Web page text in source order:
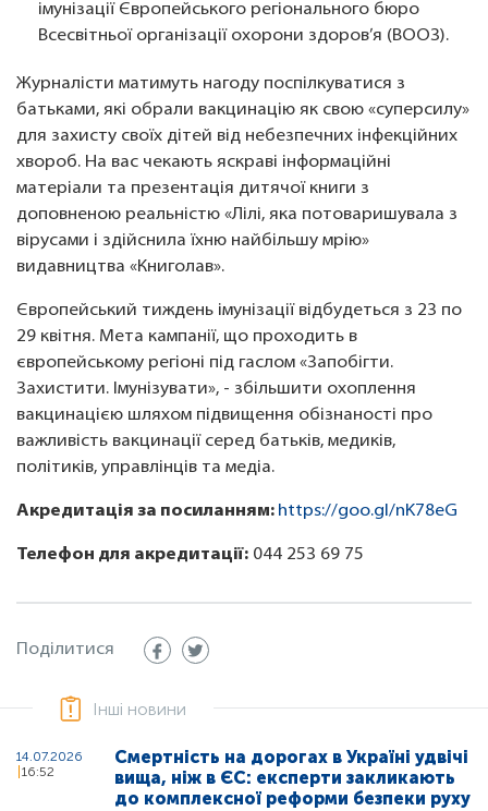
імунізації Європейського регіонального бюро
Всесвітньої організації охорони здоров’я (ВООЗ).
Журналісти матимуть нагоду поспілкуватися з
батьками, які обрали вакцинацію як свою «суперсилу»
для захисту своїх дітей від небезпечних інфекційних
хвороб. На вас чекають яскраві інформаційні
матеріали та презентація дитячої книги з
доповненою реальністю «Лілі, яка потоваришувала з
вірусами і здійснила їхню найбільшу мрію»
видавництва «Книголав».
Європейський тиждень імунізації відбудеться з 23 по
29 квітня. Мета кампанії, що проходить в
європейському регіоні під гаслом «Запобігти.
Захистити. Імунізувати», - збільшити охоплення
вакцинацією шляхом підвищення обізнаності про
важливість вакцинації серед батьків, медиків,
політиків, управлінців та медіа.
Акредитація за посиланням: https://goo.gl/nK78eG
Телефон для акредитації: 044 253 69 75
Поділитися
Інші новини
14.07.2026
16:52
Смертність на дорогах в Україні удвічі
вища, ніж в ЄС: експерти закликають
до комплексної реформи безпеки руху